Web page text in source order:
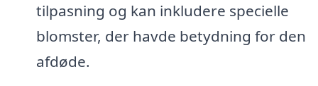
tilpasning og kan inkludere specielle
blomster, der havde betydning for den
afdøde.